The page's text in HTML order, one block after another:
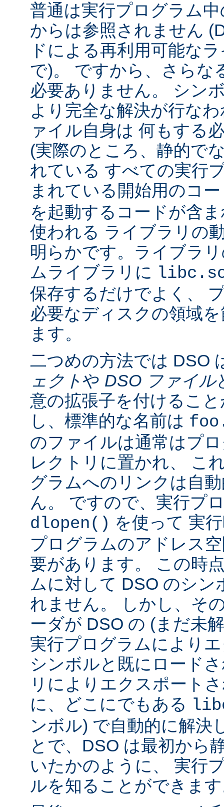
普通は実行プログラム
からは参照されません
ドによる再利用可能な
で)。 ですから、さらな
必要ありません。 シン
より完全な解決が行な
ァイル自身は 何もする
(実際のところ、静的で
れている すべての実行
まれている開始用のコ
を起動するコードが含
使われる ライブラリの
明らかです。ライブラ
ムライブラリに
保存するだけでよく、
必要なディスクの領域
ます。
二つめの方法では DSO
ェクトや DSO ファイル
意の拡張子を付けるこ
し、標準的な名前は
のファイルは通常はプ
レクトリに置かれ、 こ
グラムへのリンクは自
ん。 ですので、実行プ
dlopen() を使って 実
プログラムのアドレス
要があります。 この時
ムに対して DSO のシン
れません。 しかし、そ
ーダが DSO の (まだ未
実行プログラムにより
シンボルと既にロード
リによりエクスポート
に、どこにでもある
ンボル) で自動的に解決
とで、DSO は最初から
いたかのように、 実行
ルを知ることができま